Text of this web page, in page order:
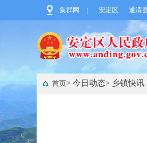
集群网 | 安定区 通渭
首页> 今日动态> 乡镇快讯